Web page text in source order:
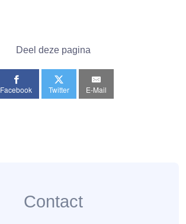
Deel deze pagina
Facebook Twitter E-Mail
Contact